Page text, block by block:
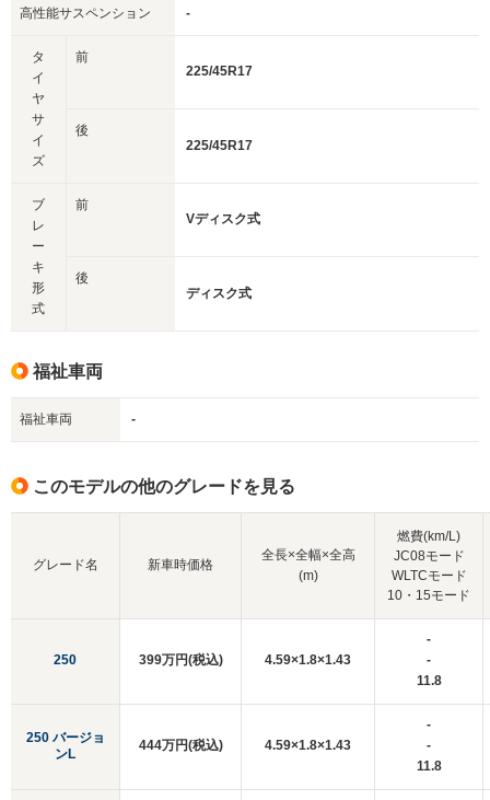
高性能サスペンション -
タ
イ
ヤ
サ
イ
ズ
前
225/45R17
後
225/45R17
ブ
レ
ー
キ
形
式
前
Vディスク式
後
ディスク式
福祉車両
福祉車両 -
このモデルの他のグレードを見る
グレード名
250
250 バージョ
ンL
新車時価格
全長×全幅×全高
(m)
燃費(km/L)
JC08モード
WLTCモード
10・15モード
399万円(税込) 4.59×1.8×1.43
-
-
11.8
444万円(税込) 4.59×1.8×1.43
-
-
11.8